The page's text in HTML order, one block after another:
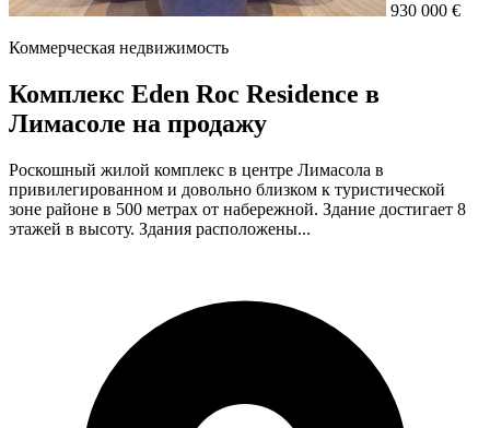
930 000 €
Коммерческая недвижимость
Комплекс Eden Roc Residence в
Лимасоле на продажу
Роскошный жилой комплекс в центре Лимасола в
привилегированном и довольно близком к туристической
зоне районе в 500 метрах от набережной. Здание достигает 8
этажей в высоту. Здания расположены...